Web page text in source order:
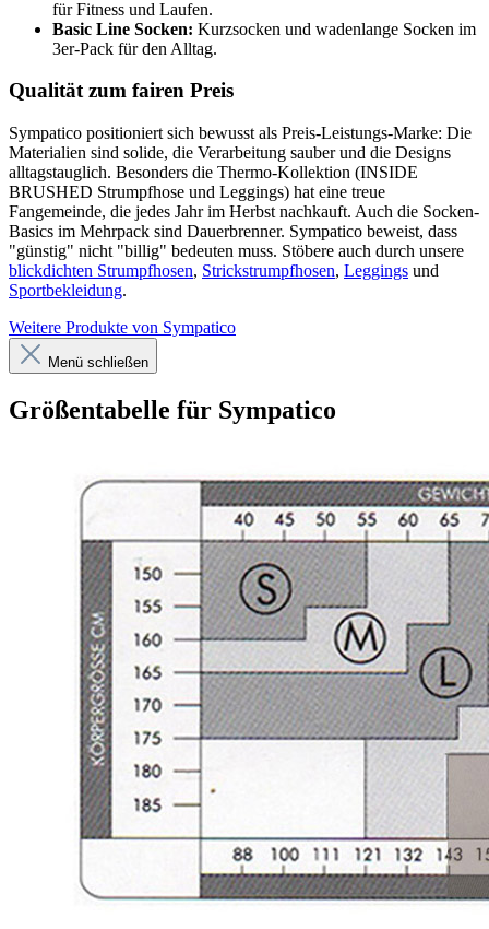
für Fitness und Laufen.
Basic Line Socken: Kurzsocken und wadenlange Socken im
3er-Pack für den Alltag.
Qualität zum fairen Preis
Sympatico positioniert sich bewusst als Preis-Leistungs-Marke: Die
Materialien sind solide, die Verarbeitung sauber und die Designs
alltagstauglich. Besonders die Thermo-Kollektion (INSIDE
BRUSHED Strumpfhose und Leggings) hat eine treue
Fangemeinde, die jedes Jahr im Herbst nachkauft. Auch die Socken-
Basics im Mehrpack sind Dauerbrenner. Sympatico beweist, dass
"günstig" nicht "billig" bedeuten muss. Stöbere auch durch unsere
blickdichten Strumpfhosen, Strickstrumpfhosen, Leggings und
Sportbekleidung.
Weitere Produkte von Sympatico
Menü schließen
Größentabelle für Sympatico